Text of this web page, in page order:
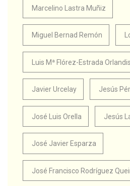
Marcelino Lastra Muñiz
Miguel Bernad Remón
Luis Mª Flórez-Estrada
Javier Urcelay Jesús
José Luis Orella Jesús
José Javier Esparza
José Francisco Rodríguez